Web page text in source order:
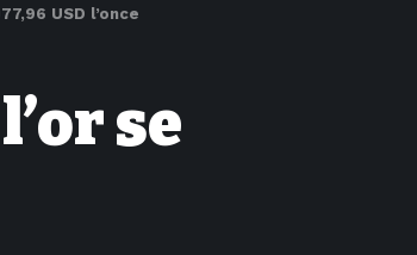
USD l’once
se